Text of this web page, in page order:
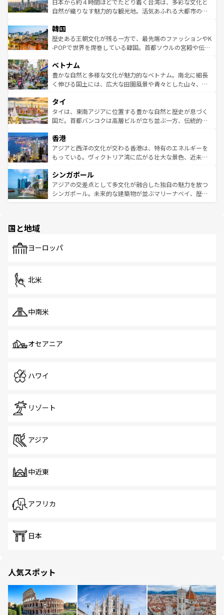
ク、伝統的なフラダンスなど、すべてがハワイの魅力を彩
ワイを、存分に味わってほしい。 なお、新着のハワイ情報
はコンテンツ一覧を参照してほしい。
ど、見どころがたくさん。また、カフェやワイン、オージ
いる。アクティビティも充実しており、サーフィンやダイ
ビング、ハイキングなど、アウトドア好きにはたまらな
い。オーストラリアの多彩な魅力を存分に味わいつくそ
参照してほしい。
日本から約４時間ほどでたどり着く台湾は、多彩な文化と
自然が織りなす魅力的な観光地。活気あふれる大都市の台
ン）、静ひつな山岳地帯である台湾東部など、都市の喧騒
と山間の静けさが共存しており、訪れる人に新しい発見と
驚きをもたらしてくれる。また、奥深い台湾の食文化も魅
容にもいいと評判のスイーツなど、バラエティ豊かな料理
が味わえる。 なお、新着の台湾情報は コンテンツ一覧を参
照してほしい。
韓国
歴史ある王朝文化が残る一方で、最先端のファッションやK
-POPで世界を席巻している韓国。首都ソウルの宮殿や伝統
き、地方に足を延ばせば四季折々の自然美を楽しむことが
できる。そして、キムチや焼肉、絶品のストリートフード
まで、さまざまな韓国料理が待っている。夜には、韓国な
リティに包まれながら、韓国の多彩な魅力を心ゆくまで味
わってみてほしい。 なお、新着の韓国情報はコンテンツ一
覧を参照してほしい。
ベトナム
豊かな自然と多様な文化が魅力的なベトナム。南北に細長
く伸びる国土には、広大な田園風景や青々とした山々、世
急速な発展と共に伝統が息づく。ハノイの古い町並みやホ
ーチミン市のフランス統治時代の建物も、独特の雰囲気を
醸し出している。また、バラエティの豊かさとおいしさで
とつ。フォーやバインミー、ベトナムコーヒーなどは、ぜ
ひ現地で味わいたい。どの地域を訪れてもあたたかい人々
が旅行者を迎えてくれるので、きっと忘れられない旅にな
参照してほしい。
タイ
タイは、東南アジアに位置する豊かな自然と歴史が息づく
国だ。首都バンコクは高層ビルが立ち並ぶ一方、伝統的な
の活気が交差している。北部ではチェンマイなどの山岳地
帯で自然と触れ合い、南部ではプーケットやクラビの美し
いビーチでリゾート気分を楽しむことができる。タイ料理
激する。気候は一年中温暖で、どの季節にも異なる楽しみ
が待っている。親しみやすいタイの人々、仏教を中心とし
た文化、そして多様な観光資源が、訪れる旅人を魅了し続
香港
アジアと西洋の文化が交わる香港は、特有のエネルギーを
もっている。ヴィクトリア湾に広がる壮大な景色、近未来
み、どこを訪れても感動するはず。観光スポットが密集し
ており、効率よく見どころを回れるのも魅力。息をのむよ
うな絶景から文化的な体験まで、香港を存分に楽しみ尽く
シンガポール
アジアの交差点として多文化が融合した独自の魅力を放つ
シンガポール。未来的な建築物が並ぶマリーナベイ、歴史
で、ホーカーズは地元の風情を楽しめる外せないスポット
国と地域
ヨーロッパ
北米
中南米
オセアニア
ハワイ
リゾート
アジア
中近東
アフリカ
日本
人気スポット